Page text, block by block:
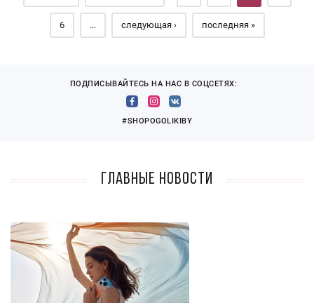
6 … следующая › последняя »
ПОДПИСЫВАЙТЕСЬ НА НАС В СОЦСЕТЯХ:
#SHOPOGOLIKIBY
Главные новости